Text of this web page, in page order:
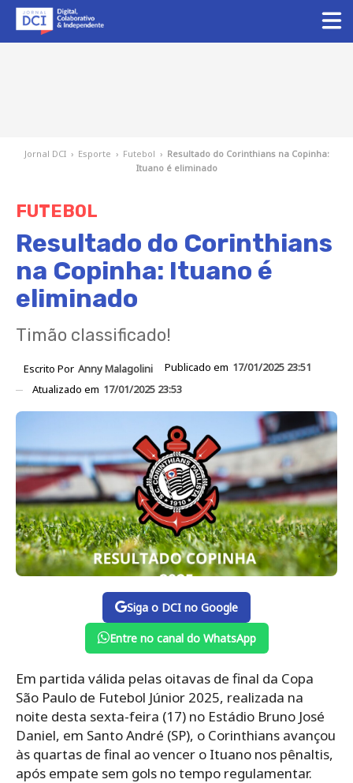
Jornal DCI › Esporte › Futebol › Resultado do Corinthians na Copinha:
Ituano é eliminado
FUTEBOL
Resultado do Corinthians
na Copinha: Ituano é
eliminado
Timão classificado!
Escrito Por Anny Malagolini Publicado em 17/01/2025 23:51
Atualizado em 17/01/2025 23:53
Siga o DCI no Google
Entre no canal do WhatsApp
Em partida válida pelas oitavas de final da Copa
São Paulo de Futebol Júnior 2025, realizada na
noite desta sexta-feira (17) no Estádio Bruno José
Daniel, em Santo André (SP), o Corinthians avançou
às quartas de final ao vencer o Ituano nos pênaltis,
após empate sem gols no tempo regulamentar.